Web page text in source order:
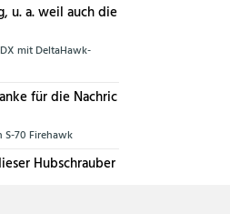
u. a. weil auch die
mit DeltaHawk-
für die Nachric
S-70 Firehawk
Hubschrauber